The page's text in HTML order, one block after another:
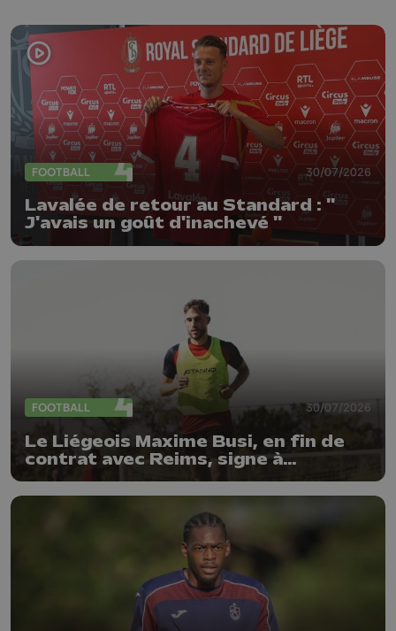
FOOTBALL 30/07/2026
Lavalée de retour au Standard : "
J'avais un goût d'inachevé "
FOOTBALL 30/07/2026
Le Liégeois Maxime Busi, en fin de
contrat avec Reims, signe à
l'Antwerp